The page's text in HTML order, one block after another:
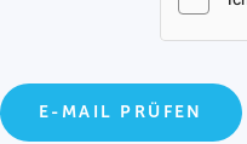
E-MAIL PRÜFEN